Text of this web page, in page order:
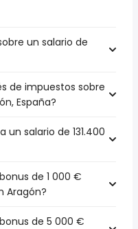
un salario de
de impuestos sobre
España?
salario de 131.400
de 1 000 €
Aragón?
de 5 000 €